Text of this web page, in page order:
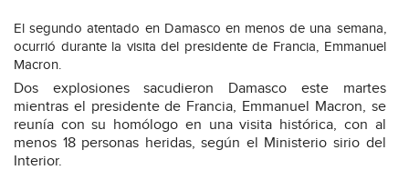
El segundo atentado en Damasco en menos de una semana,
ocurrió durante la visita del presidente de Francia, Emmanuel
Macron.
Dos explosiones sacudieron Damasco este martes
mientras el presidente de Francia, Emmanuel Macron, se
reunía con su homólogo en una visita histórica, con al
menos 18 personas heridas, según el Ministerio sirio del
Interior.